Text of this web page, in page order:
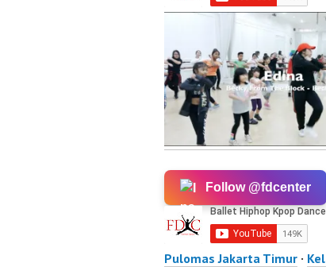
Follow @fdcenter
Pulomas Jakarta Timur ·